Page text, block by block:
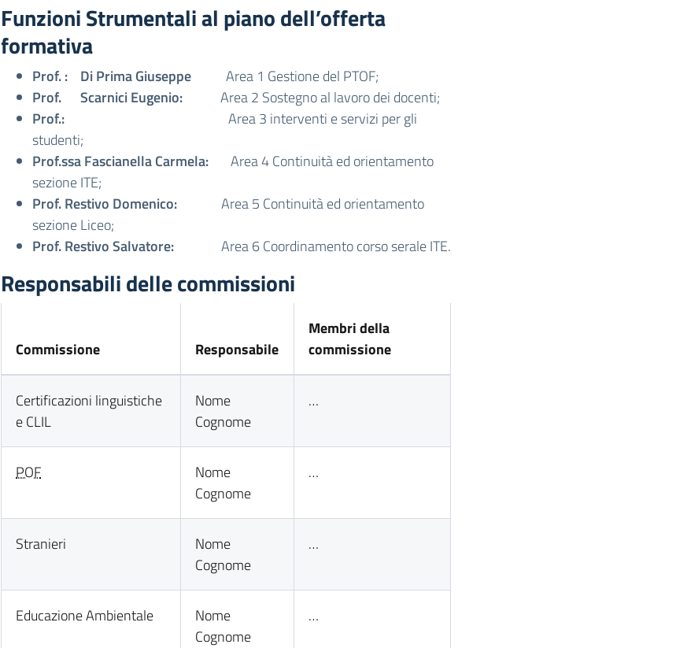
Funzioni Strumentali al piano dell’offerta
formativa
Prof. : Di Prima Giuseppe
Area 1 Gestione del PTOF;
Prof. Scarnici Eugenio:
Area 2 Sostegno al lavoro dei docenti;
Prof.:
Area 3 interventi e servizi per gli
studenti;
Prof.ssa Fascianella Carmela: Area 4 Continuità ed orientamento
sezione ITE;
Prof. Restivo Domenico:
Area 5 Continuità ed orientamento
sezione Liceo;
Prof. Restivo Salvatore:
Area 6 Coordinamento corso serale ITE.
Responsabili delle commissioni
Commissione Responsabile
Membri della
commissione
Certificazioni linguistiche
e CLIL
Nome
Cognome
…
POF
Nome
Cognome
…
Stranieri
Nome
Cognome
…
Educazione Ambientale
Nome
Cognome
…